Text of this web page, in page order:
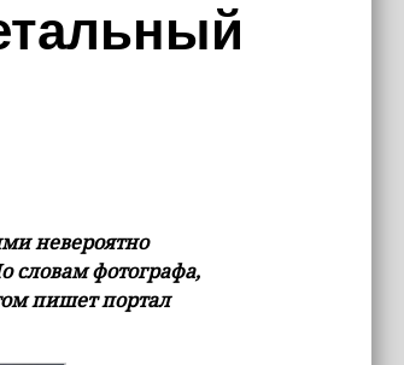
невероятно
фотографа,
пишет портал